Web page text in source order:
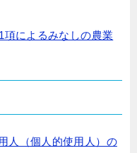
項によるみなしの農業
人（個人的使用人）の